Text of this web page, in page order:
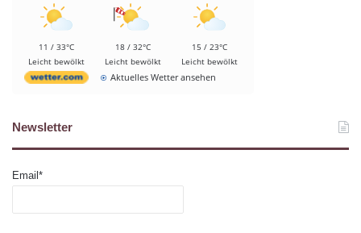
11 / 33°C
Leicht bewölkt
18 / 32°C
Leicht bewölkt
15 / 23°C
Leicht bewölkt
Aktuelles Wetter ansehen
Newsletter
Email*